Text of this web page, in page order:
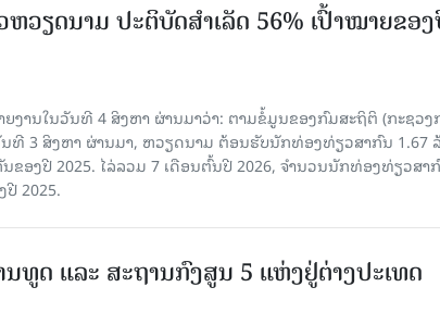
ວຽດນາມ ​ປະ​ຕິ​ບັດ​ສຳ​ເລັດ 56% ເປົ້າ​ໝາຍຂອ
ງານໃນວັນທີ 4 ສິງຫາ ຜ່ານມາວ່າ: ຕາມ​ຂໍ້​ມູນ​ຂອງ​ກົມ​ສະ​ຖິ​ຕິ (ກະ​ຊວງ​
ທີ 3 ສິງ​ຫາ​ ຜ່ານມາ, ຫວຽດ​ນາມ ຕ້ອນ​ຮັບ​ນັກທ່ອງ​ທ່ຽວ​ສາ​ກົນ 1.67
ຂອງ​ປີ 2025. ໄລ່​ລວມ 7 ເດືອນ​ຕົ້ນ​ປີ 2026, ຈຳ​ນວນ​ນັກ​ທ່ອງ​ທ່ຽວ​ສາ​
2025.
ນທູດ ແ​ລະ ສະຖານກົງສູນ 5 ແຫ່ງ​ຢູ່​ຕ່າງ​ປະ​ເທດ